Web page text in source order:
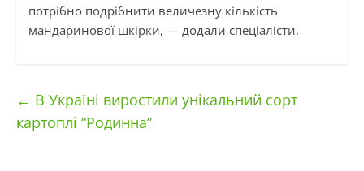
потрібно подрібнити величезну кількість
мандаринової шкірки, — додали спеціалісти.
← В Україні виростили унікальний сорт
картоплі “Родинна”